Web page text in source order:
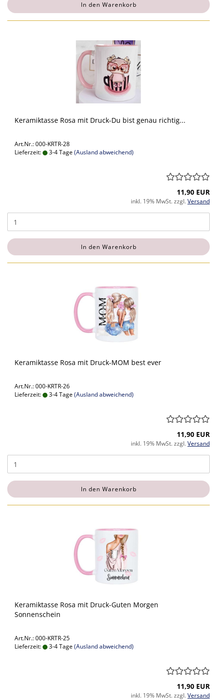
In den Warenkorb
Keramiktasse Rosa mit Druck-Du bist genau richtig...
Art.Nr.: 000-KRTR-28
Lieferzeit:
3-4 Tage(Ausland abweichend)
11,90 EUR
inkl. 19% MwSt. zzgl.Versand
In den Warenkorb
Keramiktasse Rosa mit Druck-MOM best ever
Art.Nr.: 000-KRTR-26
Lieferzeit:
3-4 Tage(Ausland abweichend)
11,90 EUR
inkl. 19% MwSt. zzgl.Versand
In den Warenkorb
Keramiktasse Rosa mit Druck-Guten Morgen
Sonnenschein
Art.Nr.: 000-KRTR-25
Lieferzeit:
3-4 Tage(Ausland abweichend)
11,90 EUR
inkl. 19% MwSt. zzgl.Versand